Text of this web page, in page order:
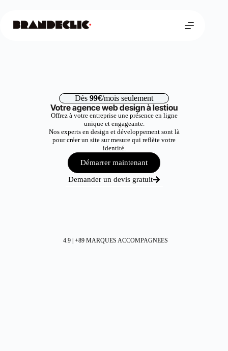
Dès 99€/mois seulement
Votre agence web design à lestiou
Offrez à votre entreprise une présence en ligne
unique et engageante.
Nos experts en design et développement sont là
pour créer un site sur mesure qui reflète votre
identité.
Démarrer maintenant
Demander un devis gratuit
4.9 | +89 MARQUES ACCOMPAGNEES